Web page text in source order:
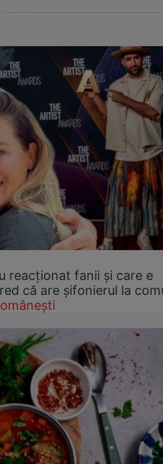
reacționat fanii și care e
că are șifonierul la